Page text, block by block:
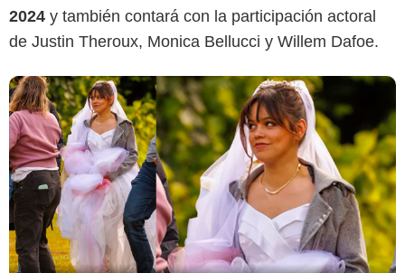
2024 y también contará con la participación actoral
de Justin Theroux, Monica Bellucci y Willem Dafoe.